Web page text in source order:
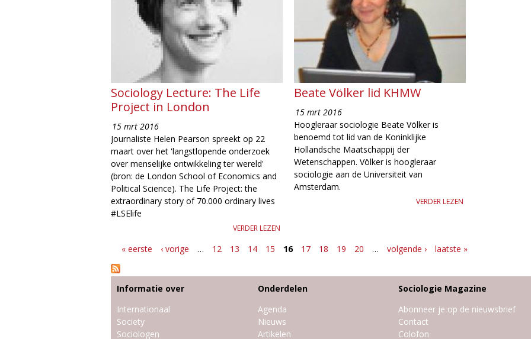
Sociology Lecture: The Life
Project in London
15 mrt 2016
Journaliste Helen Pearson spreekt op 22
maart over het 'langstlopende onderzoek
over menselijke ontwikkeling ter wereld'
(bron: de London School of Economics and
Political Science). The Life Project: the
extraordinary story of 70.000 ordinary lives
#LSElife
VERDER LEZEN
Beate Völker lid KHMW
15 mrt 2016
Hoogleraar sociologie Beate Völker is
benoemd tot lid van de Koninklijke
Hollandsche Maatschappij der
Wetenschappen. Völker is hoogleraar
sociologie aan de Universiteit van
Amsterdam.
VERDER LEZEN
a
g
n
« eerste ‹ vorige … 12 13 14 15 16 17 18 19 20 … volgende › laatste »
Informatie over
Internationaal
Society
Sociologen
Onderdelen
Agenda
Nieuws
Artikelen
Sociologie Magazine
Abonneer je op de nieuwsbrief
Contact
Colofon